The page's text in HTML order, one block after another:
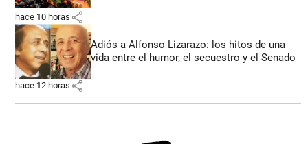
hace 10 horas share
Adiós a Alfonso Lizarazo: los hitos de una
vida entre el humor, el secuestro y el Senado
hace 12 horas share